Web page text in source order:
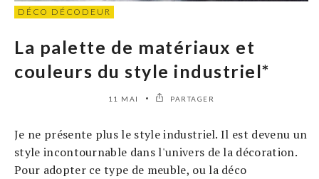
DÉCO DÉCODEUR
La palette de matériaux et
couleurs du style industriel*
11 MAI PARTAGER
Je ne présente plus le style industriel. Il est devenu un
style incontournable dans l'univers de la décoration.
Pour adopter ce type de meuble, ou la déco